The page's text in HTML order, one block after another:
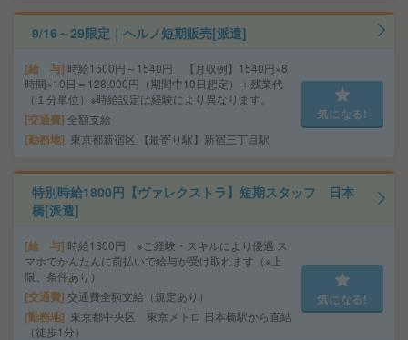
9/16～29限定｜ヘルノ短期販売[派遣]
給 与 時給1500円～1540円 【月収例】1540円×8
時間×10日＝128,000円（期間中10日想定）＋残業代
（１分単位）※時給設定は経験により異なります。
交通費 全額支給
勤務地 東京都新宿区 【最寄り駅】新宿三丁目駅
気になる!
特別時給1800円【ヴァレクストラ】短期スタッフ 日本
橋[派遣]
給 与 時給1800円 ※ご経験・スキルにより優遇 ス
マホでかんたんに前払いで給与が受け取れます（※上
限、条件あり）
交通費 交通費全額支給（規定あり）
勤務地
東京都中央区 東京メトロ 日本橋駅から直結
（徒歩1分）
気になる!